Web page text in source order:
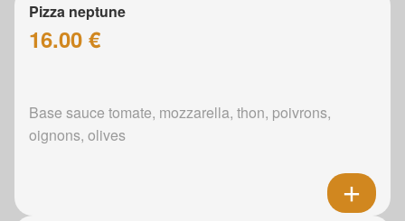
Pizza neptune
16.00 €
Base sauce tomate, mozzarella, thon, poivrons,
oignons, olives